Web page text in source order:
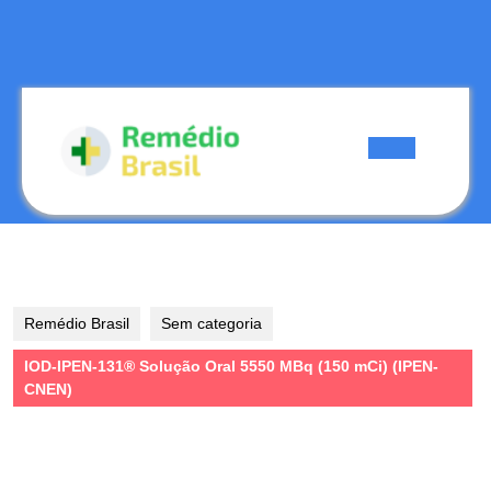
Remédio Brasil Sem categoria
IOD-IPEN-131® Solução Oral 5550 MBq (150 mCi) (IPEN-
CNEN)